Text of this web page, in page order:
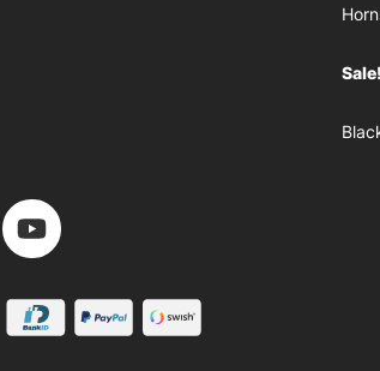
Sale!